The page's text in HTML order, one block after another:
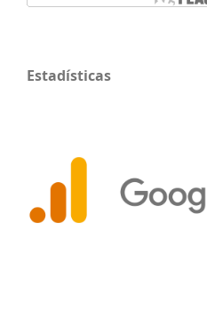
Estadísticas